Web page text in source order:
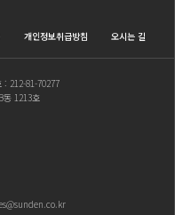
개인정보취급방침 오시는 길
: 212-81-70277
동 1213호